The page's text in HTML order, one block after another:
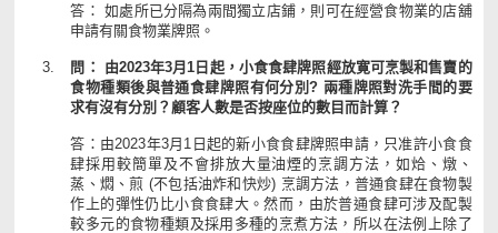
答： 如處所已分隔為兩間獨立店鋪，則可在經營食物業的店舖
申請有關食物業牌照。
問： 由2023年3月1日起，小食食肆牌照經放寛可烹製和售賣的
食物種類後與普通食肆牌照有何分別? 兩種牌照對洗手間的要
求有沒有分別？顧客人數是否按座位的數目而計算？
答：由2023年3月1日起的新小食食肆牌照申請，只准許小食食
肆採用較簡單及不會排放大量油煙的烹調方法，如烚、燉、
蒸、燜、煎 (不包括油炸和快炒) 烹調方法，普通食肆在食物製
作上的彈性仍比小食食肆大。然而，由於普通食肆可涉及配製
較多元的食物種類及採用多種的烹煮方法，所以在法例上除了